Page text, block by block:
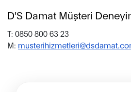
D'S Damat Müşteri
T: 0850 800 63 23
M: